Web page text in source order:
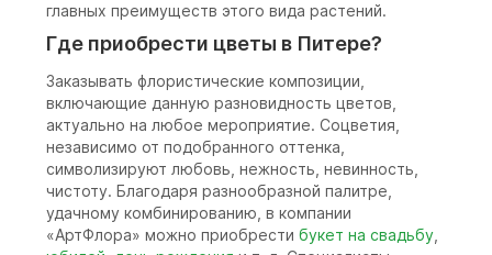
главных преимуществ этого вида растений.
Где приобрести цветы в Питере?
Заказывать флористические композиции,
включающие данную разновидность цветов,
актуально на любое мероприятие. Соцветия,
независимо от подобранного оттенка,
символизируют любовь, нежность, невинность,
чистоту. Благодаря разнообразной палитре,
удачному комбинированию, в компании
«АртФлора» можно приобрести букет на свадьбу,